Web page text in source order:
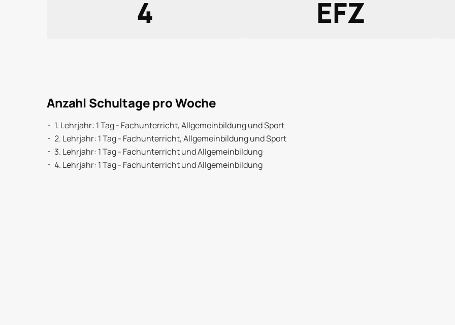
4 EFZ
Anzahl Schultage pro Woche
1. Lehrjahr: 1 Tag - Fachunterricht, Allgemeinbildung und Sport
2. Lehrjahr: 1 Tag - Fachunterricht, Allgemeinbildung und Sport
3. Lehrjahr: 1 Tag - Fachunterricht und Allgemeinbildung
4. Lehrjahr: 1 Tag - Fachunterricht und Allgemeinbildung